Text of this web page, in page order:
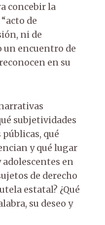
concebir la
de
ni de
un encuentro de
en su
subjetividades
qué
y qué lugar
en
de derecho
estatal? ¿Qué
su deseo y